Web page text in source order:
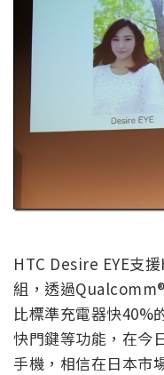
HTC Desire EYE支
組，透過
比標準充電器快40%
快門鍵等功能，在今
手機，相信在日本市